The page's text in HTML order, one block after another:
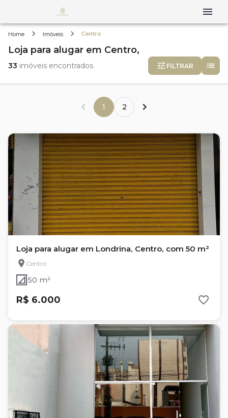
Home Imóveis Centro
Loja para alugar em Centro,
33 imóveis encontrados FILTRAR
1 2
Loja para alugar em Londrina, Centro, com 50 m²
Centro
50 m²
R$ 6.000